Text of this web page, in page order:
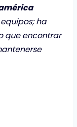
ha
que encontrar